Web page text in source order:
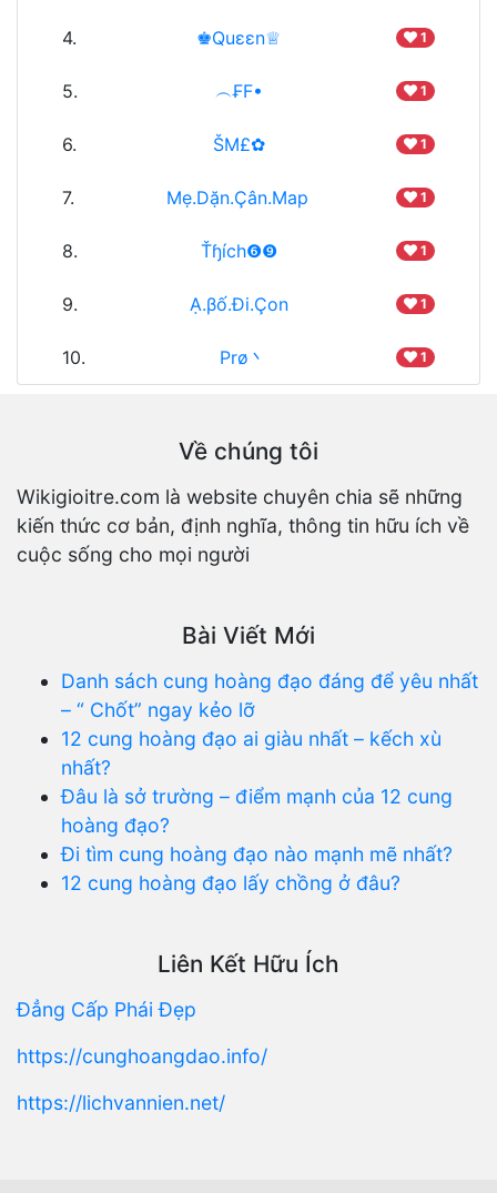
4. ♚Quεεn♕ 1
5. ︵₣F• 1
6. ŠM£✿ 1
7. Mẹ.Dặn.Çân.Map 1
8. Ťɧích❻❾ 1
9. Ạ.βố.Đi.Çon 1
10. Prø丶 1
Về chúng tôi
Wikigioitre.com là website chuyên chia sẽ những
kiến thức cơ bản, định nghĩa, thông tin hữu ích về
cuộc sống cho mọi người
Bài Viết Mới
Danh sách cung hoàng đạo đáng để yêu nhất
– “ Chốt” ngay kẻo lỡ
12 cung hoàng đạo ai giàu nhất – kếch xù
nhất?
Đâu là sở trường – điểm mạnh của 12 cung
hoàng đạo?
Đi tìm cung hoàng đạo nào mạnh mẽ nhất?
12 cung hoàng đạo lấy chồng ở đâu?
Liên Kết Hữu Ích
Đẳng Cấp Phái Đẹp
https://cunghoangdao.info/
https://lichvannien.net/